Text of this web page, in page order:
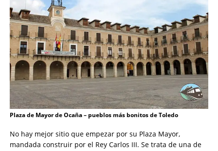
Plaza de Mayor de Ocaña – pueblos más bonitos de Toledo
No hay mejor sitio que empezar por su Plaza Mayor,
mandada construir por el Rey Carlos III. Se trata de una de